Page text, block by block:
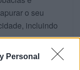
Personal
o seu
incluindo